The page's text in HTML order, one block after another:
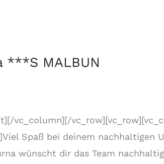
***S MALBUN
vc_column][/
Spaß bei deinem nachhaltigen
wünscht dir das Team